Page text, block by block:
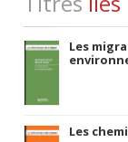
Les
Les